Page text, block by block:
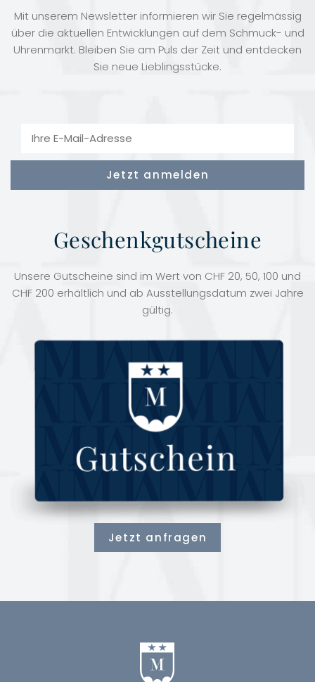
Mit unserem Newsletter informieren wir Sie regelmässig
über die aktuellen Entwicklungen auf dem Schmuck- und
Uhrenmarkt. Bleiben Sie am Puls der Zeit und entdecken
Sie neue Lieblingsstücke.
Geschenkgutscheine
Unsere Gutscheine sind im Wert von CHF 20, 50, 100 und
CHF 200 erhältlich und ab Ausstellungsdatum zwei Jahre
gültig.
Jetzt anfragen